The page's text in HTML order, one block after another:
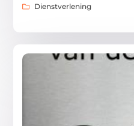
Dienstverlening